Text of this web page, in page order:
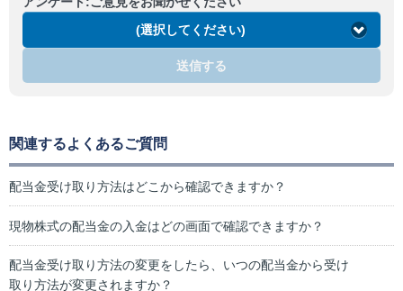
(選択してください)
送信する
関連するよくあるご質問
配当金受け取り方法はどこから確認できますか？
現物株式の配当金の入金はどの画面で確認できますか？
配当金受け取り方法の変更をしたら、いつの配当金から受け
取り方法が変更されますか？